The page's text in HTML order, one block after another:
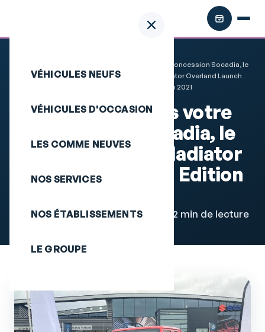
VÉHICULES NEUFS
VÉHICULES D'OCCASION
LES COMME NEUVES
NOS SERVICES
NOS ÉTABLISSEMENTS
LE GROUPE
Accueil Actualités
Découvrez dans votre concession Socadia, le
Nouveau Jeep Gladiator Overland Launch
Edition 2021
Découvrez dans votre
concession Socadia, le
Nouveau Jeep Gladiator
Overland Launch Edition
Nouveauté auto · 6 octobre 2021 · 2 min de lecture